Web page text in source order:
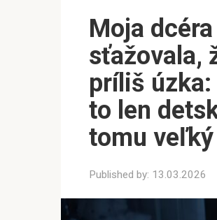
Moja
sťažovala,
príliš
to len
tomu
Published by: 13.03.2026